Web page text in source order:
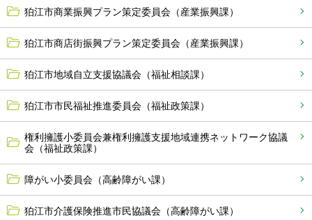
狛江市商業振興プラン策定委員会（産業振興課）
狛江市商店街振興プラン策定委員会（産業振興課）
狛江市地域自立支援協議会（福祉相談課）
狛江市市民福祉推進委員会（福祉政策課）
権利擁護小委員会兼権利擁護支援地域連携ネットワーク協議
会（福祉政策課）
障がい小委員会（高齢障がい課）
狛江市介護保険推進市民協議会（高齢障がい課）